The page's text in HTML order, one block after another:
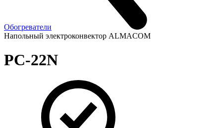
Обогреватели
Напольный электроконвектор ALMACOM
PC-22N